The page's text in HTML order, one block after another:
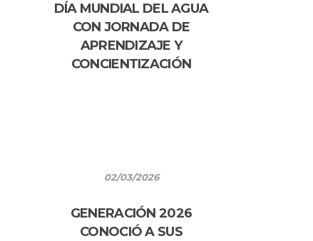
DÍA MUNDIAL DEL AGUA
CON JORNADA DE
APRENDIZAJE Y
CONCIENTIZACIÓN
02/03/2026
GENERACIÓN 2026
CONOCIÓ A SUS